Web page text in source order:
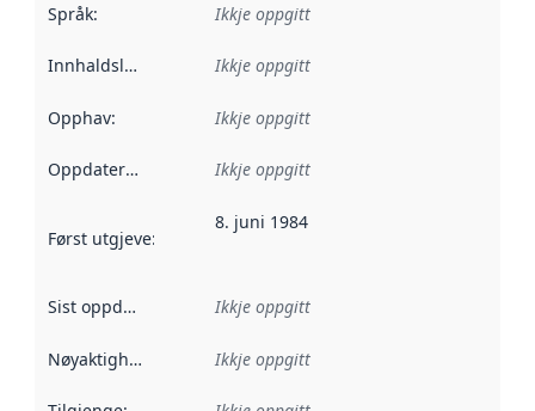
Språk: Ikkje oppgitt
Innhaldsleverandørar :
Ikkje oppgitt
Opphav: Ikkje oppgitt
Oppdateringsfrekvens :
Ikkje oppgitt
Først utgjeve: Denne datoen seier når dataa i dette
8. juni 1984
Sist oppdatert Ikkje oppgitt
Nøyaktigheit Ikkje oppgitt